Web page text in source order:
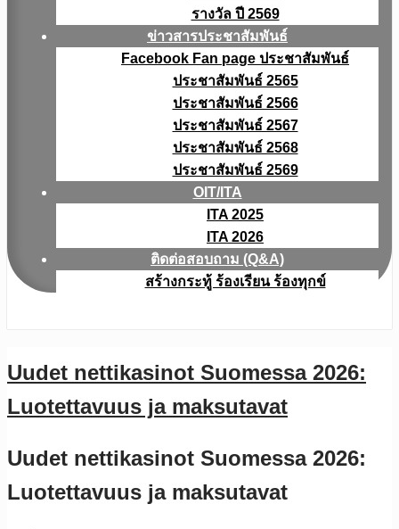
รางวัล ปี 2569
ข่าวสารประชาสัมพันธ์
Facebook Fan page ประชาสัมพันธ์
ประชาสัมพันธ์ 2565
ประชาสัมพันธ์ 2566
ประชาสัมพันธ์ 2567
ประชาสัมพันธ์ 2568
ประชาสัมพันธ์ 2569
OIT/ITA
ITA 2025
ITA 2026
ติดต่อสอบถาม (Q&A)
สร้างกระทู้ ร้องเรียน ร้องทุกข์
Uudet nettikasinot Suomessa 2026:
Luotettavuus ja maksutavat
Uudet nettikasinot Suomessa 2026:
Luotettavuus ja maksutavat